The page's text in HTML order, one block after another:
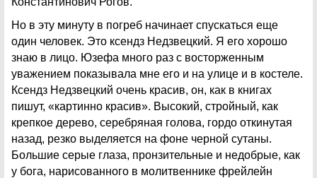
Но в эту минуту в погреб начинает спускаться еще
один человек. Это ксендз Недзвецкий. Я его хорошо
знаю в лицо. Юзефа много раз с восторженным
уважением показывала мне его и на улице и в костеле.
Ксендз Недзвецкий очень красив, он, как в книгах
пишут, «картинно красив». Высокий, стройный, как
крепкое дерево, серебряная голова, гордо откинутая
назад, резко выделяется на фоне черной сутаны.
Большие серые глаза, пронзительные и недобрые, как
у бога, нарисованного в молитвеннике фрейлейн